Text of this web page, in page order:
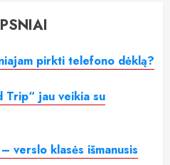
pirkti telefono dėklą?
Trip“ jau veikia su
verslo klasės išmanusis